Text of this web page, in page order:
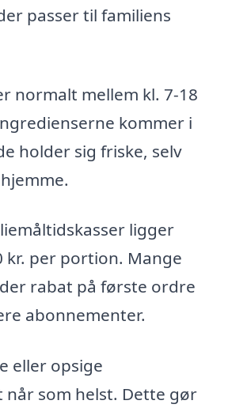
passer til familiens
normalt mellem kl. 7-18
kommer i
holder sig friske, selv
ligger
kr. per portion. Mange
rabat på første ordre
abonnementer.
eller opsige
som helst. Dette gør